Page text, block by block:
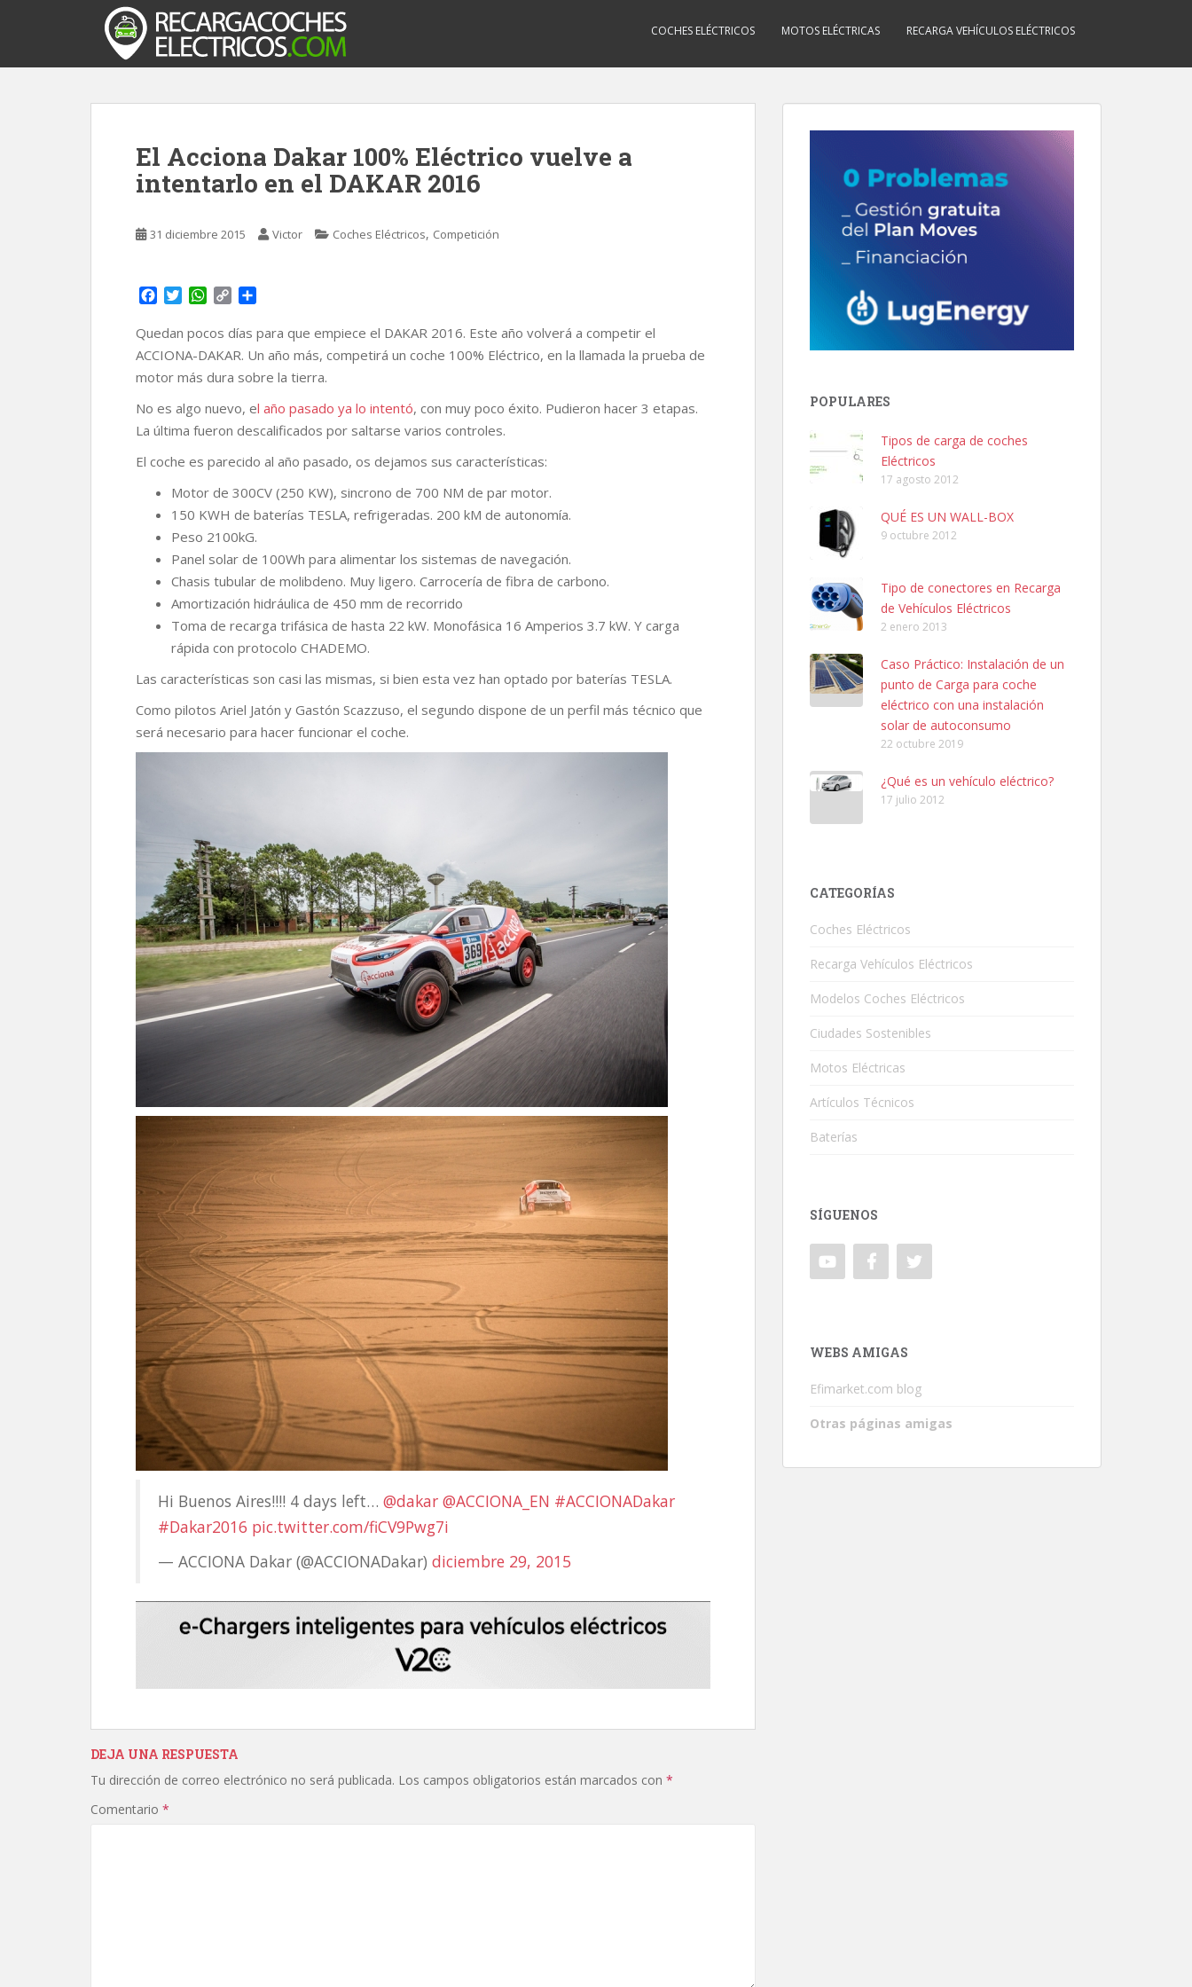
p
COCHES ELÉCTRICOS MOTOS ELÉCTRICAS RECARGA VEHÍCULOS ELÉCTRICOS
El Acciona Dakar 100% Eléctrico vuelve a
intentarlo en el DAKAR 2016
31 diciembre 2015 Victor Coches Eléctricos, Competición
c
e
b
o
o
k
i
t
t
e
r
W
a
t
s
A
p
p
p
y
L
i
n
k
m
p
a
r
t
i
r
Quedan pocos días para que empiece el DAKAR 2016. Este año volverá a competir el
ACCIONA-DAKAR. Un año más, competirá un coche 100% Eléctrico, en la llamada la prueba de
motor más dura sobre la tierra.
No es algo nuevo, el año pasado ya lo intentó, con muy poco éxito. Pudieron hacer 3 etapas.
La última fueron descalificados por saltarse varios controles.
El coche es parecido al año pasado, os dejamos sus características:
Motor de 300CV (250 KW), sincrono de 700 NM de par motor.
150 KWH de baterías TESLA, refrigeradas. 200 kM de autonomía.
Peso 2100kG.
Panel solar de 100Wh para alimentar los sistemas de navegación.
Chasis tubular de molibdeno. Muy ligero. Carrocería de fibra de carbono.
Amortización hidráulica de 450 mm de recorrido
Toma de recarga trifásica de hasta 22 kW. Monofásica 16 Amperios 3.7 kW. Y carga
rápida con protocolo CHADEMO.
Las características son casi las mismas, si bien esta vez han optado por baterías TESLA.
Como pilotos Ariel Jatón y Gastón Scazzuso, el segundo dispone de un perfil más técnico que
será necesario para hacer funcionar el coche.
Hi Buenos Aires!!!! 4 days left… @dakar @ACCIONA_EN #ACCIONADakar
#Dakar2016 pic.twitter.com/fiCV9Pwg7i
— ACCIONA Dakar (@ACCIONADakar) diciembre 29, 2015
DEJA UNA RESPUESTA
Tu dirección de correo electrónico no será publicada. Los campos obligatorios están marcados con *
Comentario *
POPULARES
Tipos de carga de coches
Eléctricos
17 agosto 2012
QUÉ ES UN WALL-BOX
9 octubre 2012
Tipo de conectores en Recarga
de Vehículos Eléctricos
2 enero 2013
Caso Práctico: Instalación de un
punto de Carga para coche
eléctrico con una instalación
solar de autoconsumo
22 octubre 2019
¿Qué es un vehículo eléctrico?
17 julio 2012
CATEGORÍAS
Coches Eléctricos
Recarga Vehículos Eléctricos
Modelos Coches Eléctricos
Ciudades Sostenibles
Motos Eléctricas
Artículos Técnicos
Baterías
SÍGUENOS
WEBS AMIGAS
Efimarket.com blog
Otras páginas amigas